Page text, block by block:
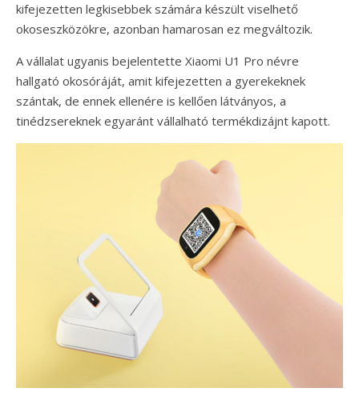
kifejezetten legkisebbek számára készült viselhető
okoseszközökre, azonban hamarosan ez megváltozik.
A vállalat ugyanis bejelentette Xiaomi U1 Pro névre
hallgató okosóráját, amit kifejezetten a gyerekeknek
szántak, de ennek ellenére is kellően látványos, a
tinédzsereknek egyaránt vállalható termékdizájnt kapott.